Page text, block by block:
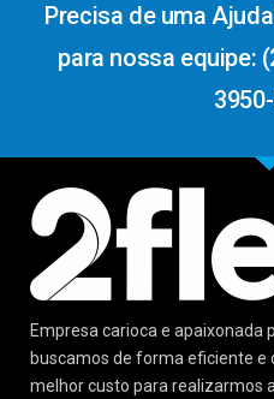
Precisa de uma
para nossa equipe:
Empresa carioca e apaixonada
buscamos de forma eficiente e
melhor custo para realizarmos